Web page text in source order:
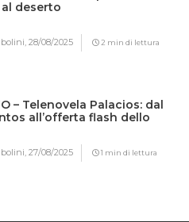
deserto
28/08/2025 2 min di lettura
– Telenovela Palacios: dal
all’offerta flash dello
27/08/2025 1 min di lettura